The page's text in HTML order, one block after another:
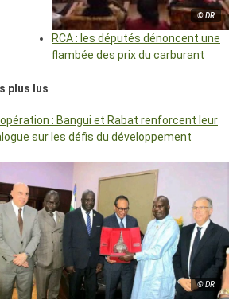
© DR
RCA : les députés dénoncent une
flambée des prix du carburant
plus lus
: Bangui et Rabat renforcent leur
sur les défis du développement
© DR